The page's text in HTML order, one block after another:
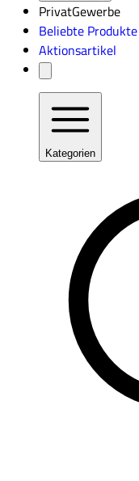
PrivatGewerbe
Beliebte Produkte
Aktionsartikel
Kategorien